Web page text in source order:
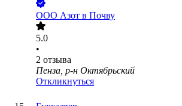
ООО Азот в Почву
5.0
•
2 отзыва
Пенза, р-н Октябрьский
Откликнуться